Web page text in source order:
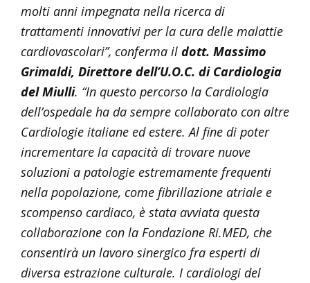
molti anni impegnata nella ricerca di
trattamenti innovativi per la cura delle malattie
cardiovascolari”, conferma il dott. Massimo
Grimaldi, Direttore dell’U.O.C. di Cardiologia
del Miulli. “In questo percorso la Cardiologia
dell’ospedale ha da sempre collaborato con altre
Cardiologie italiane ed estere. Al fine di poter
incrementare la capacità di trovare nuove
soluzioni a patologie estremamente frequenti
nella popolazione, come fibrillazione atriale e
scompenso cardiaco, è stata avviata questa
collaborazione con la Fondazione Ri.MED, che
consentirà un lavoro sinergico fra esperti di
diversa estrazione culturale. I cardiologi del